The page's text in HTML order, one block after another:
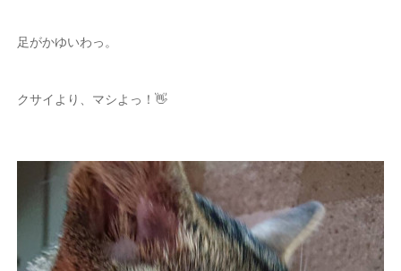
足がかゆいわっ。
クサイより、マシよっ！👋